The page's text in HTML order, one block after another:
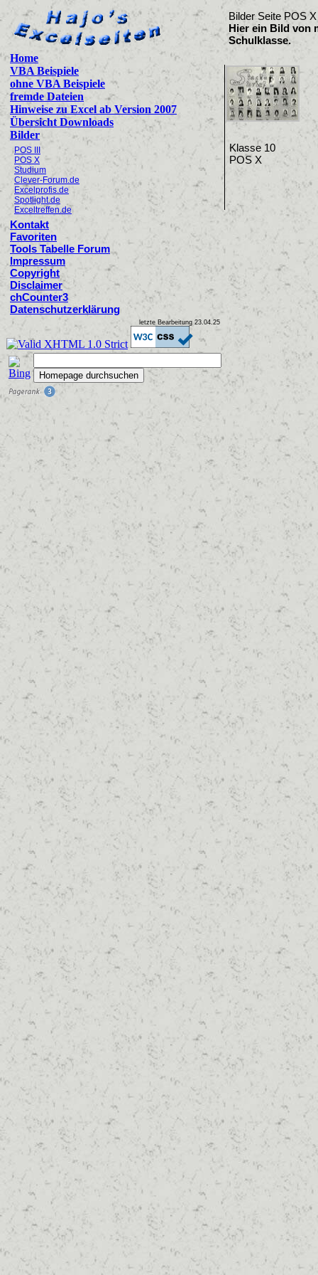
Home
VBA Beispiele
ohne VBA Beispiele
fremde Dateien
Hinweise zu Excel ab Version 2007
Übersicht Downloads
Bilder
POS III
POS X
Studium
Clever-Forum.de
Excelprofis.de
Spotlight.de
Exceltreffen.de
Kontakt
Favoriten
Tools Tabelle Forum
Impressum
Copyright
Disclaimer
chCounter3
Datenschutzerklärung
letzte Bearbeitung 23.04.25
Bilder Seite POS X
Hier ein Bild von
Schulklasse.
Klasse 10
POS X